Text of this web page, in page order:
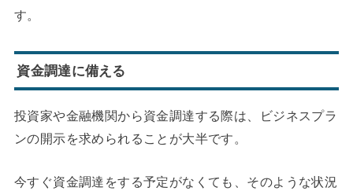
す。
資金調達に備える
投資家や金融機関から資金調達する際は、ビジネスプラ
ンの開示を求められることが大半です。
今すぐ資金調達をする予定がなくても、そのような状況